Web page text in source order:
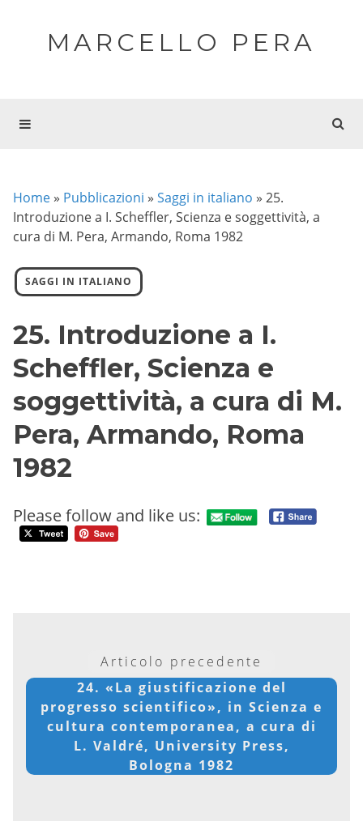
MARCELLO PERA
Home » Pubblicazioni » Saggi in italiano » 25.
Introduzione a I. Scheffler, Scienza e soggettività, a
cura di M. Pera, Armando, Roma 1982
SAGGI IN ITALIANO
25. Introduzione a I.
Scheffler, Scienza e
soggettività, a cura di M.
Pera, Armando, Roma
1982
Please follow and like us:
Articolo precedente
24. «La giustificazione del
progresso scientifico», in Scienza e
cultura contemporanea, a cura di
L. Valdré, University Press,
Bologna 1982